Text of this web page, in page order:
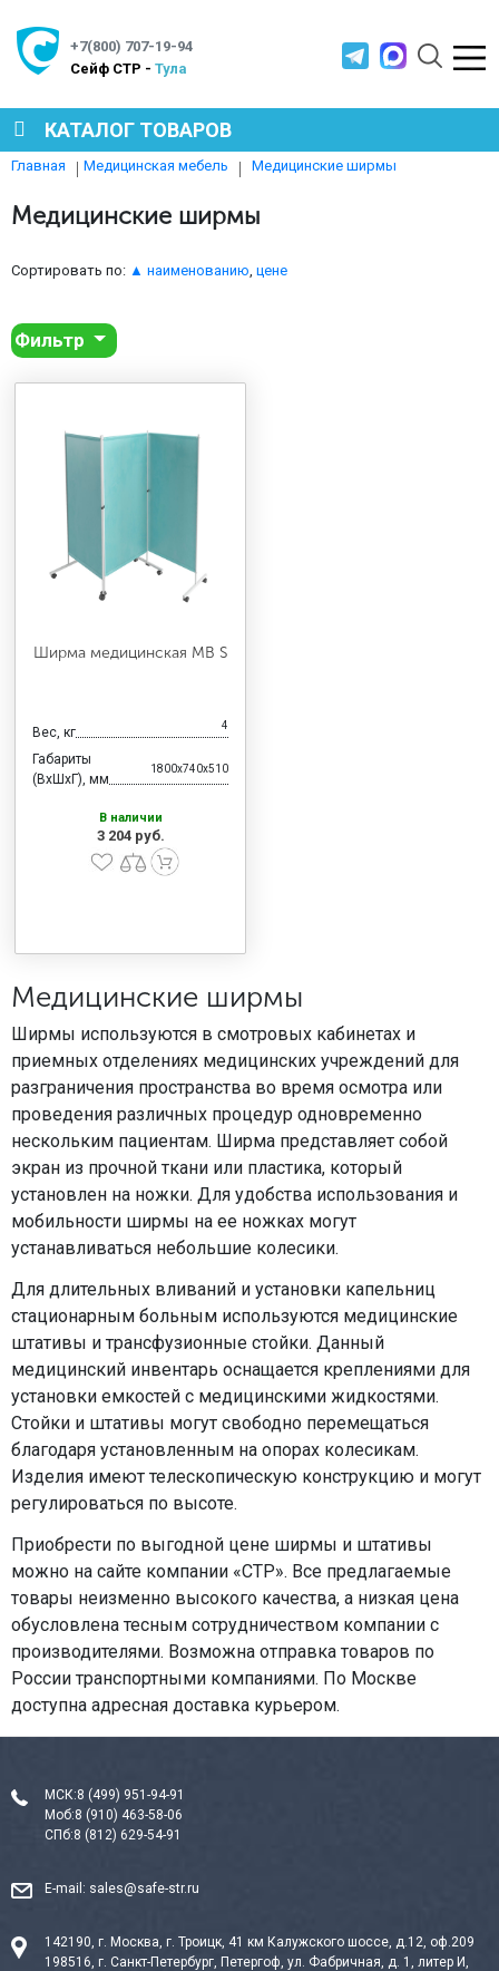
+7(800) 707-19-94
Cейф СТР - Тула
КАТАЛОГ ТОВАРОВ
МЕТАЛЛИЧЕСКАЯ МЕБЕЛЬ
МЕТАЛЛИЧЕСКИЕ СТЕЛЛАЖИ
ПРОИЗВОДСТВЕННАЯ МЕБЕЛЬ
МЕДИЦИНСКАЯ МЕБЕЛЬ
СИСТЕМЫ ХРАНЕНИЯ
ОФИСНАЯ МЕБЕЛЬ
МЕБЕЛЬ ДЛЯ ДОМА
МЕБЕЛЬ ДЛЯ СТОЛОВЫХ
Главная Медицинская мебель Медицинские ширмы
Медицинские ширмы
Сортировать по: ▲ наименованию цене
Фильтр
Ширма медицинская MB S
Вес, кг 4
Габариты
(ВхШхГ), мм
1800x740x510
В наличии
3 204 руб.
Медицинские ширмы
Ширмы используются в смотровых кабинетах и
приемных отделениях медицинских учреждений для
разграничения пространства во время осмотра или
проведения различных процедур одновременно
нескольким пациентам. Ширма представляет собой
экран из прочной ткани или пластика, который
установлен на ножки. Для удобства использования и
мобильности ширмы на ее ножках могут
устанавливаться небольшие колесики.
Для длительных вливаний и установки капельниц
стационарным больным используются медицинские
штативы и трансфузионные стойки. Данный
медицинский инвентарь оснащается креплениями для
установки емкостей с медицинскими жидкостями.
Стойки и штативы могут свободно перемещаться
благодаря установленным на опорах колесикам.
Изделия имеют телескопическую конструкцию и могут
регулироваться по высоте.
Приобрести по выгодной цене ширмы и штативы
можно на сайте компании «СТР». Все предлагаемые
товары неизменно высокого качества, а низкая цена
обусловлена тесным сотрудничеством компании с
производителями. Возможна отправка товаров по
России транспортными компаниями. По Москве
доступна адресная доставка курьером.
МСК:8 (499) 951-94-91
Моб:8 (910) 463-58-06
СПб:8 (812) 629-54-91
E-mail: sales@safe-str.ru
142190, г. Москва, г. Троицк, 41 км Калужского шоссе, д.12, оф.209
198516, г. Санкт-Петербург, Петергоф, ул. Фабричная, д. 1, литер И,